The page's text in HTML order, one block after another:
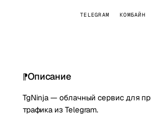
TELEGRAM КОМБАЙН
Описание
TgNinja — облачный сервис для
трафика из Telegram.